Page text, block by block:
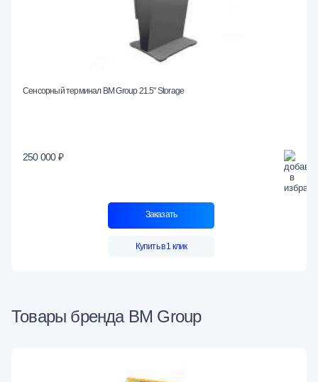
Сенсорный терминал BM Group 21.5" Storage
250 000 ₽
Заказать
Купить в 1 клик
Товары бренда BM Group